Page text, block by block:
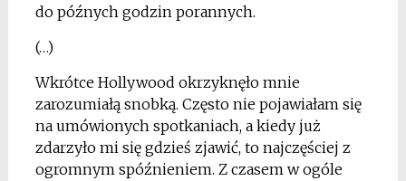
do późnych godzin porannych.
(…)
Wkrótce Hollywood okrzyknęło mnie
zarozumiałą snobką. Często nie pojawiałam się
na umówionych spotkaniach, a kiedy już
zdarzyło mi się gdzieś zjawić, to najczęściej z
ogromnym spóźnieniem. Z czasem w ogóle